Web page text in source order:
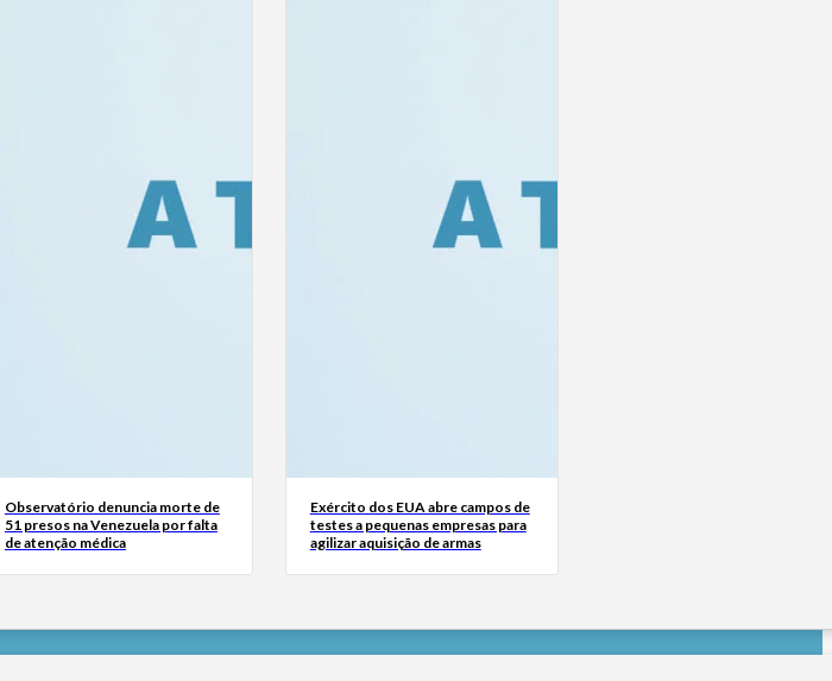
Observatório denuncia morte de
51 presos na Venezuela por falta
de atenção médica
Exército dos EUA abre campos de
testes a pequenas empresas para
agilizar aquisição de armas